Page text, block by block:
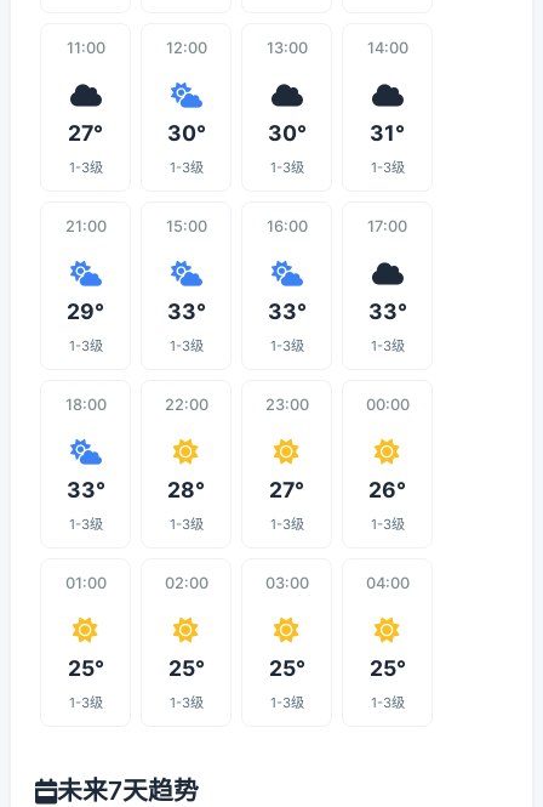
11:00
27°
1-3级
12:00
30°
1-3级
13:00
30°
1-3级
14:00
31°
1-3级
21:00
29°
1-3级
15:00
33°
1-3级
16:00
33°
1-3级
17:00
33°
1-3级
18:00
33°
1-3级
22:00
28°
1-3级
23:00
27°
1-3级
00:00
26°
1-3级
01:00
25°
1-3级
02:00
25°
1-3级
03:00
25°
1-3级
04:00
25°
1-3级
未来7天趋势